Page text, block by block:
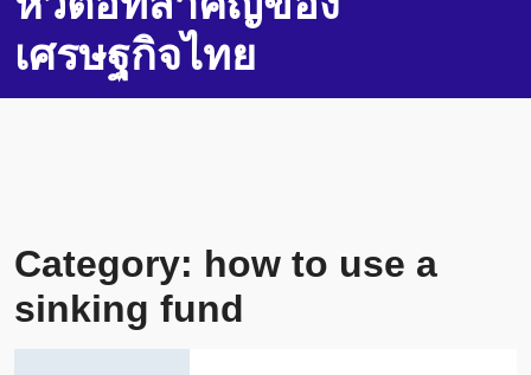
เศรษฐกิจไทย
Category: how to use a
sinking fund